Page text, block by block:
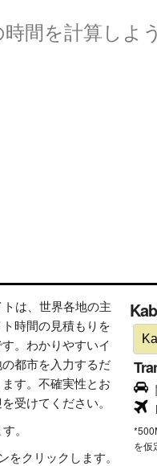
間を計算しよ
は、世界各地の主
時間の見積もりを
。わかりやすいイ
都市を入力するだ
す。不確実性とお
受けてください。
。
クリックします。
を仮